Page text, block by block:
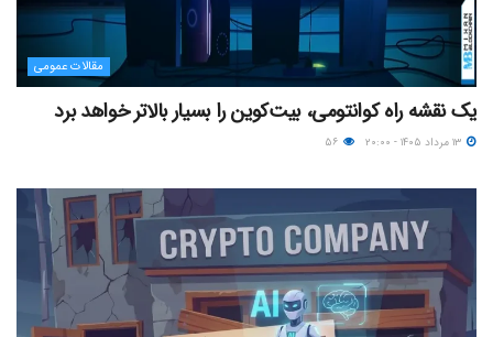
مقالات عمومی
یک نقشه راه کوانتومی، بیت‌کوین را بسیار بالاتر خواهد برد